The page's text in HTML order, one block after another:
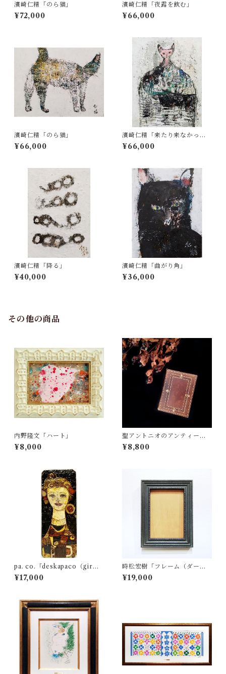
濱崎仁精「のら猫」
¥72,000
濱崎仁精「夜露を飲む」
¥66,000
濱崎仁精「のら猫」
¥66,000
濱崎仁精「来たり来なかった
り」
¥66,000
濱崎仁精「降る」
¥40,000
濱崎仁精「曲がり角」
¥36,000
その他の商品
内野隆文「ハート」
¥8,000
聖アントニオのアンティーク
祈祷書
¥8,800
pa. co.「deskapaco（gir
l）」
¥17,000
時松宏樹「フレーム（ダーク
グレー・A5サイズ）」
¥19,000